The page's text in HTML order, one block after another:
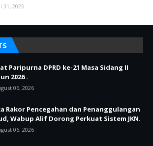
31, 2026
Paripurna DPRD ke-21 Masa Sidang II
2026 .
06, 2026
Rakor Pencegahan dan Penanggulangan
Wabup Alif Dorong Perkuat Sistem JKN.
06, 2026